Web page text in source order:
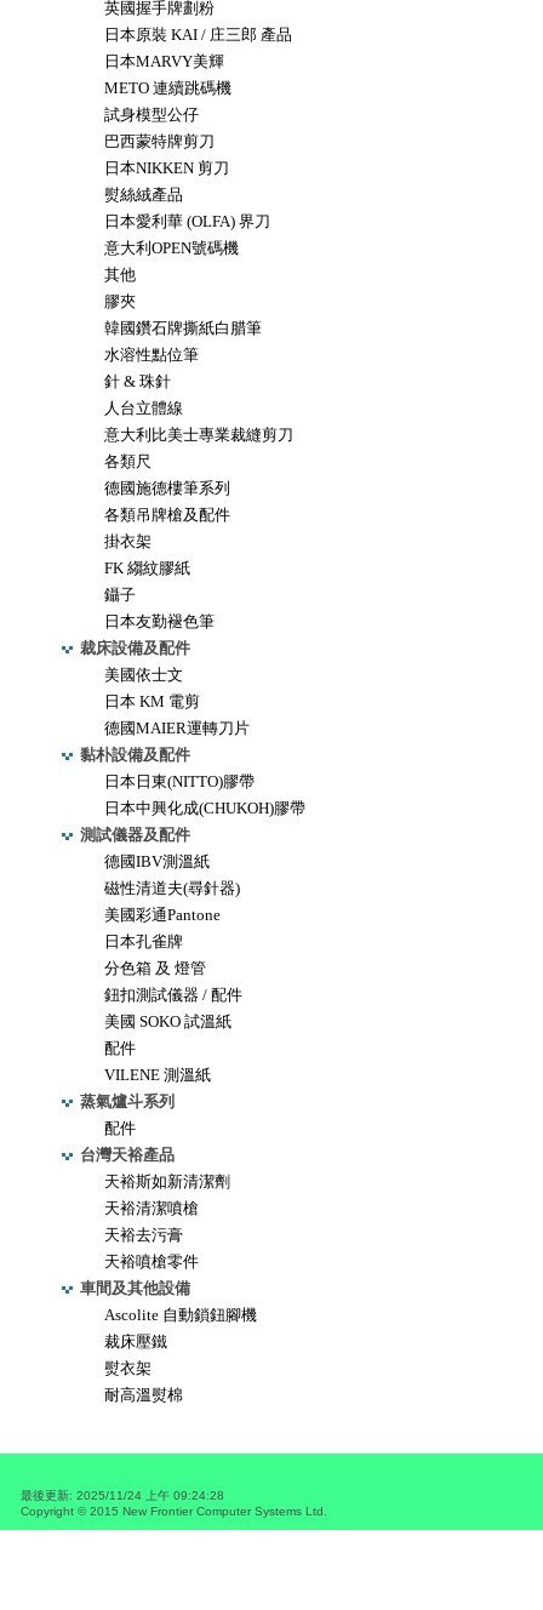
英國握手牌劃粉
日本原裝 KAI / 庄三郎 產品
日本MARVY美輝
METO 連續跳碼機
試身模型公仔
巴西蒙特牌剪刀
日本NIKKEN 剪刀
熨絲絨產品
日本愛利華 (OLFA) 界刀
意大利OPEN號碼機
其他
膠夾
韓國鑽石牌撕紙白腊筆
水溶性點位筆
針 & 珠針
人台立體線
意大利比美士專業裁縫剪刀
各類尺
德國施德樓筆系列
各類吊牌槍及配件
掛衣架
FK 縐紋膠紙
鑷子
日本友勤褪色筆
裁床設備及配件
美國依士文
日本 KM 電剪
德國MAIER運轉刀片
黏朴設備及配件
日本日東(NITTO)膠帶
日本中興化成(CHUKOH)膠帶
測試儀器及配件
德國IBV測溫紙
磁性清道夫(尋針器)
美國彩通Pantone
日本孔雀牌
分色箱 及 燈管
鈕扣測試儀器 / 配件
美國 SOKO 試溫紙
配件
VILENE 測溫紙
蒸氣爐斗系列
配件
台灣天裕產品
天裕斯如新清潔劑
天裕清潔噴槍
天裕去污膏
天裕噴槍零件
車間及其他設備
Ascolite 自動鎖鈕腳機
裁床壓鐵
熨衣架
耐高溫熨棉
最後更新: 2025/11/24 上午 09:24:28
Copyright © 2015 New Frontier Computer Systems Ltd.